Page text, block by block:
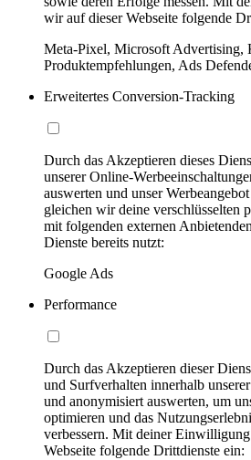
wir auf dieser Webseite folgende
Meta-Pixel, Microsoft Advertising,
Produktempfehlungen, Ads
Erweitertes Conversion-Tracking
Durch das Akzeptieren dieses
unserer Online-
auswerten und unser
gleichen wir deine verschlüsselten
mit folgenden externen
Dienste bereits nutzt:
Google Ads
Performance
Durch das Akzeptieren dieser
und Surfverhalten innerhalb
und anonymisiert auswerten, um
optimieren und das
verbessern. Mit deiner
Webseite folgende Drittdienste ein: